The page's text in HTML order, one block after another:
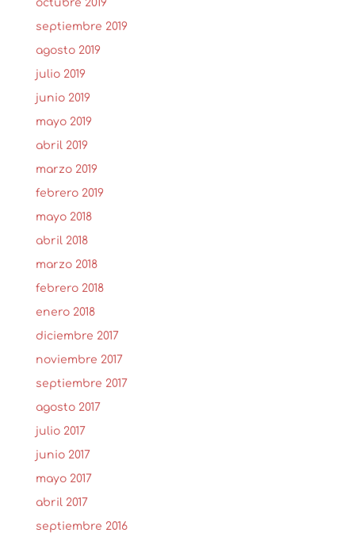
octubre 2019
septiembre 2019
agosto 2019
julio 2019
junio 2019
mayo 2019
abril 2019
marzo 2019
febrero 2019
mayo 2018
abril 2018
marzo 2018
febrero 2018
enero 2018
diciembre 2017
noviembre 2017
septiembre 2017
agosto 2017
julio 2017
junio 2017
mayo 2017
abril 2017
septiembre 2016